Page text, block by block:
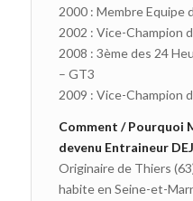
2000 : Membre Equipe
2002 : Vice-Champion
2008 : 3ème des 24
– GT3
2009 : Vice-Champion
Comment / Pourquoi
devenu Entraineur
Originaire de Thiers
habite en Seine-et-